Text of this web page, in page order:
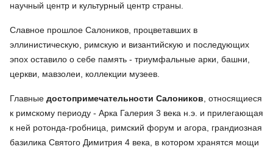
научный центр и культурный центр страны.
Славное прошлое Салоников, процветавших в
эллинистическую, римскую и византийскую и последующих
эпох оставило о себе память - триумфальные арки, башни,
церкви, мавзолеи, коллекции музеев.
Главные достопримечательности Салоников , относящиеся
к римскому периоду - Арка Галерия 3 века н.э. и прилегающая
к ней ротонда-гробница, римский форум и агора, грандиозная
базилика Святого Димитрия 4 века, в котором хранятся мощи